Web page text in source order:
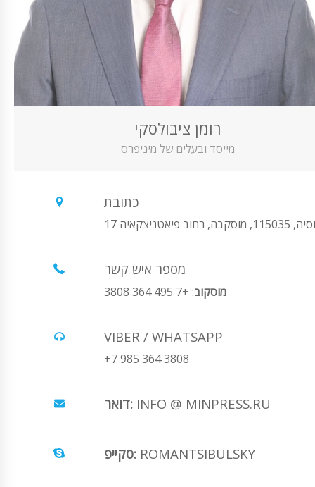
רומן ציבולסקי
מייסד ובעלים של מיניפרס
כתובת
מוסקבה, רחוב פיאטניצקאיה 17
מספר איש קשר
מוסקוב: +7 495 364 3808
VIBER / WHATSAPP
+7 985 364 3808
דואר: INFO @ MINPRESS.RU
סקייפ: ROMANTSIBULSKY